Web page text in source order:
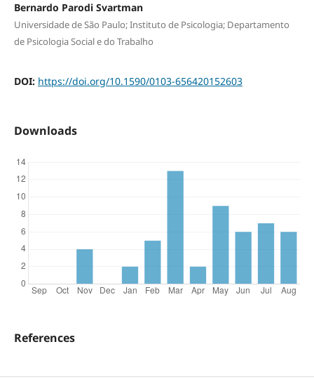
Bernardo Parodi Svartman
Universidade de São Paulo; Instituto de Psicologia; Departamento
de Psicologia Social e do Trabalho
DOI: https://doi.org/10.1590/0103-656420152603
Downloads
References